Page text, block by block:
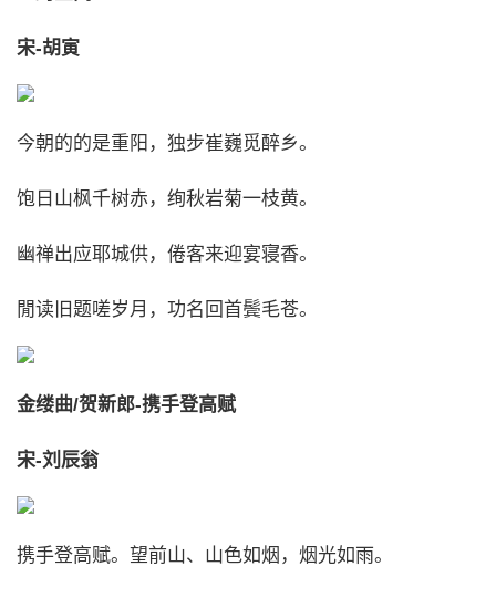
宋-胡寅
今朝的的是重阳，独步崔巍觅醉乡。
饱日山枫千树赤，绚秋岩菊一枝黄。
幽禅出应耶城供，倦客来迎宴寝香。
閒读旧题嗟岁月，功名回首鬓毛苍。
金缕曲/贺新郎-携手登高赋
宋-刘辰翁
携手登高赋。望前山、山色如烟，烟光如雨。